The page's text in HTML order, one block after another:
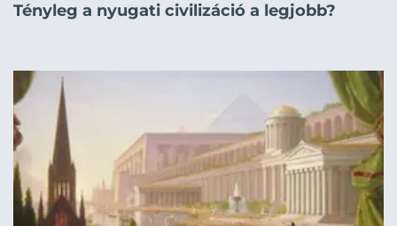
Tényleg a nyugati civilizáció a legjobb?